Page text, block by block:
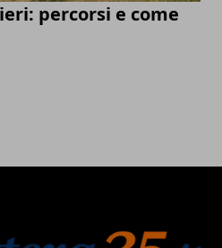
percorsi e come